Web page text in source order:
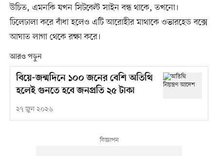
উচিত, এমনকি যখন সিটবেল্ট সাইন বন্ধ থাকে, তখনো।
ঢিলেঢালা করে বাঁধা হলেও এটি আরোহীর মাথাকে ওভারহেড বক্সে
আঘাত লাগা থেকে রক্ষা করে।
আরও পড়ুন
বিয়ে-জন্মদিনে ১০০ জনের বেশি অতিথি
হলেই গুনতে হবে জনপ্রতি ২৫ টাকা
২৭ জুন ২০২৬